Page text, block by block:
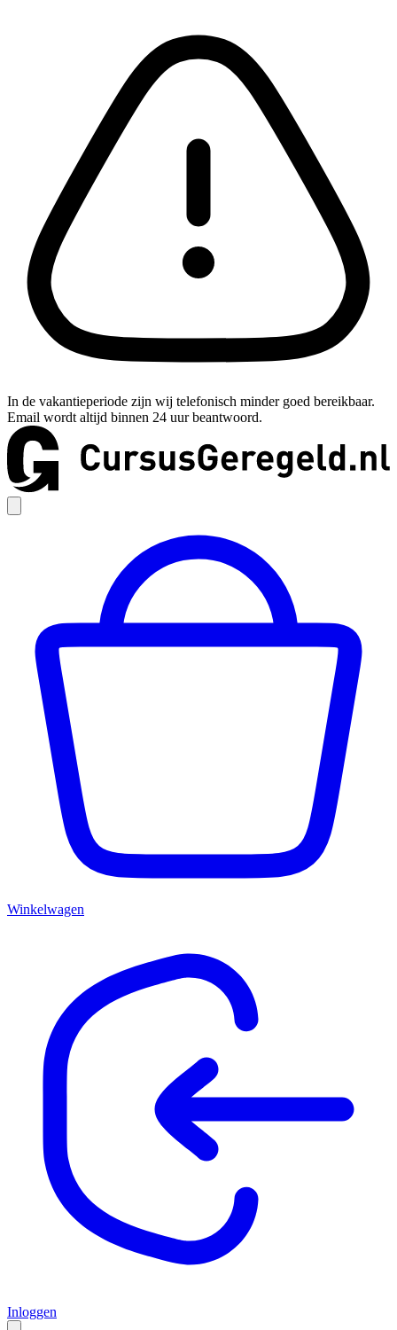
In de vakantieperiode zijn wij telefonisch minder goed bereikbaar.
Email wordt altijd binnen 24 uur beantwoord.
Winkelwagen
Inloggen